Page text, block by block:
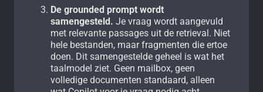
De grounded prompt wordt
samengesteld. Je vraag wordt aangevuld
met relevante passages uit de retrieval. Niet
hele bestanden, maar fragmenten die ertoe
doen. Dit samengestelde geheel is wat het
taalmodel ziet. Geen mailbox, geen
volledige documenten standaard, alleen